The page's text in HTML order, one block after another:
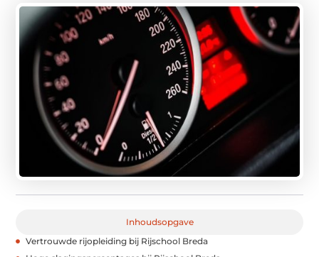
Inhoudsopgave
Vertrouwde rijopleiding bij Rijschool Breda